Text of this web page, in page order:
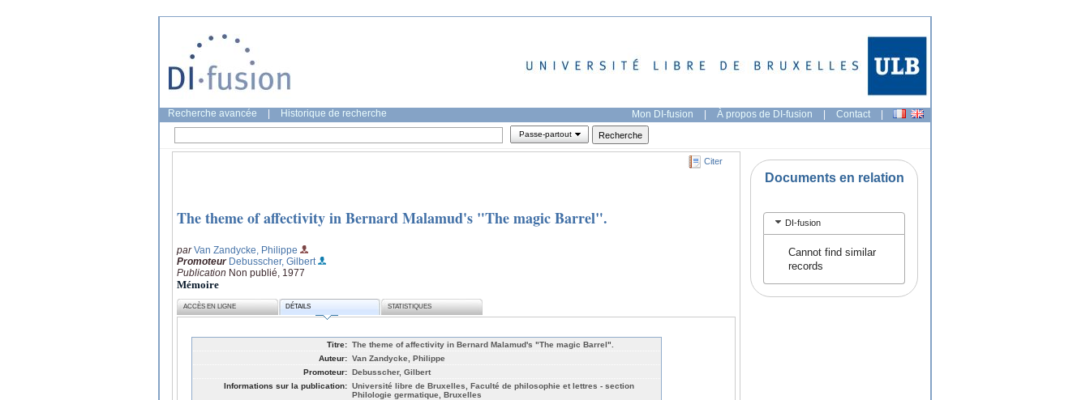
Recherche avancée Historique de recherche Mon DI-fusion | À propos de DI-fusion | Contact |
Passe-partout
Citer
The theme of affectivity in Bernard Malamud's "The magic Barrel".
parVan Zandycke, Philippe
Promoteur Debusscher, Gilbert
Publication Non publié, 1977
Mémoire
ACCÈS EN LIGNE DÉTAILS STATISTIQUES
Titre: The theme of affectivity in Bernard Malamud's "The magic Barrel".
Auteur: Van Zandycke, Philippe
Promoteur: Debusscher, Gilbert
Informations sur la publication: Université libre de Bruxelles, Faculté de philosophie et lettres - section
Philologie germatique, Bruxelles
Documents en relation
DI-fusion
Cannot find similar
records